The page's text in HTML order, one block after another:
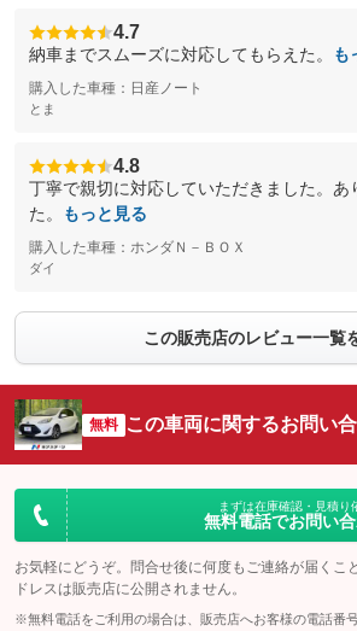
4.7
納車までスムーズに対応してもらえた。 も
購入した車種：日産ノート
とま
4.8
丁寧で親切に対応していただきました。あ
た。
もっと見る
購入した車種：ホンダＮ－ＢＯＸ
ダイ
この販売店のレビュー一覧
無料 この車両に関するお問い
まずは在庫確認・見積り
無料電話でお問い
お気軽にどうぞ。問合せ後に何度もご連絡が届くこ
ドレスは販売店に公開されません。
※無料電話をご利用の場合は、販売店へお客様の電話番